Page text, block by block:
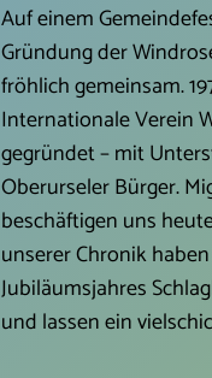
Auf einem
Gründung der
fröhlich gemeinsam.
Internationale Verein
gegründet – mit
Oberurseler Bürger.
beschäftigen uns
unserer Chronik
Jubiläumsjahres
und lassen ein